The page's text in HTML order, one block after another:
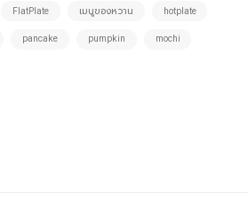
FlatPlate เมนูของหวาน hotplate
pancake pumpkin mochi